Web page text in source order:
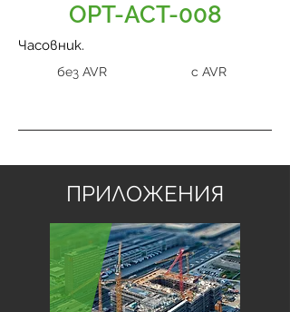
OPT-ACT-008
Часовник.
без AVR с AVR
ПРИЛОЖЕНИЯ